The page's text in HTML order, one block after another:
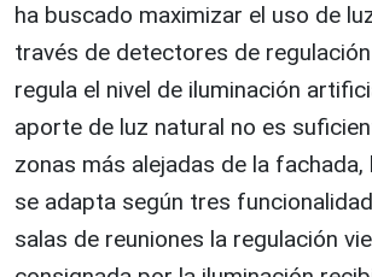
ha buscado maximizar el uso de
través de detectores de
regula el nivel de iluminación
aporte de luz natural no es
zonas más alejadas de la fachada,
se adapta según tres
salas de reuniones la regulación